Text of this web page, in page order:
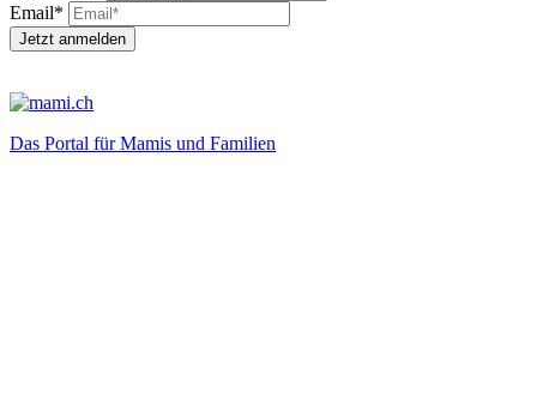
Email*
Jetzt anmelden
Das Portal für Mamis und Familien